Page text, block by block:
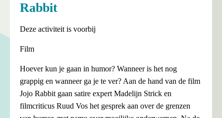
Rabbit
Deze activiteit is voorbij
Film
Hoever kun je gaan in humor? Wanneer is het nog
grappig en wanneer ga je te ver? Aan de hand van de film
Jojo Rabbit gaan satire expert Madelijn Strick en
filmcriticus Ruud Vos het gesprek aan over de grenzen